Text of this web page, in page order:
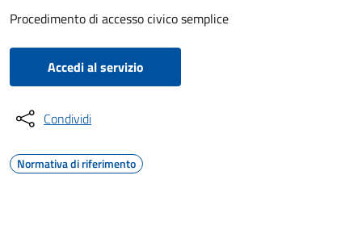
Procedimento di accesso civico semplice
Accedi al servizio
Condividi
Normativa di riferimento